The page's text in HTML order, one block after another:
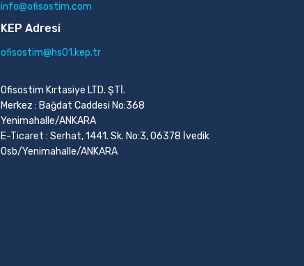
info@ofisostim.com
KEP Adresi
ofisostim@hs01.kep.tr
Ofisostim Kırtasiye LTD. ŞTİ.
Merkez : Bağdat Caddesi No:368
Yenimahalle/ANKARA
E-Ticaret : Serhat, 1441. Sk. No:3, 06378 İvedik
Osb/Yenimahalle/ANKARA